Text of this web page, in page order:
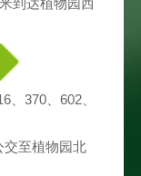
到达植物园西
、370、602、
交至植物园北